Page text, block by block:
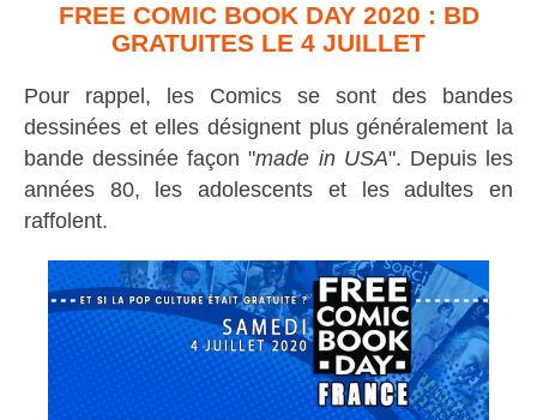
FREE COMIC BOOK DAY 2020 : BD
GRATUITES LE 4 JUILLET
Pour rappel, les Comics se sont des bandes
dessinées et elles désignent plus généralement la
bande dessinée façon "made in USA". Depuis les
années 80, les adolescents et les adultes en
raffolent.